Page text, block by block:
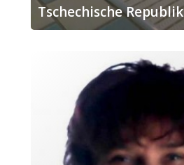
Tschechische Republik